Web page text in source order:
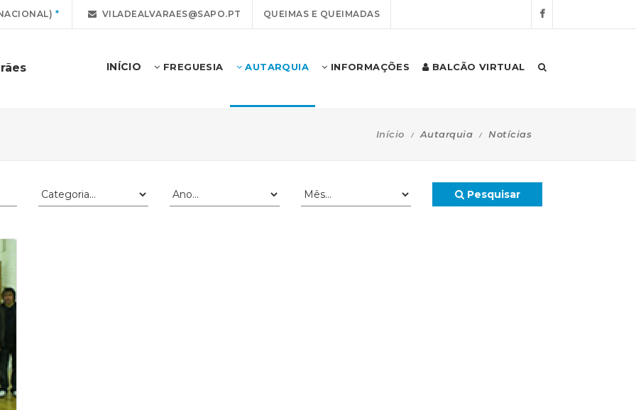
VILADEALVARAES@SAPO.PT QUEIMAS E QUEIMADAS
INÍCIO FREGUESIA AUTARQUIA INFORMAÇÕES BALCÃO VIRTUAL
Início Autarquia Notícias
Pesquisar